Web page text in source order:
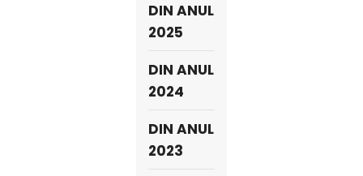
DIN ANUL
2025
DIN ANUL
2024
DIN ANUL
2023